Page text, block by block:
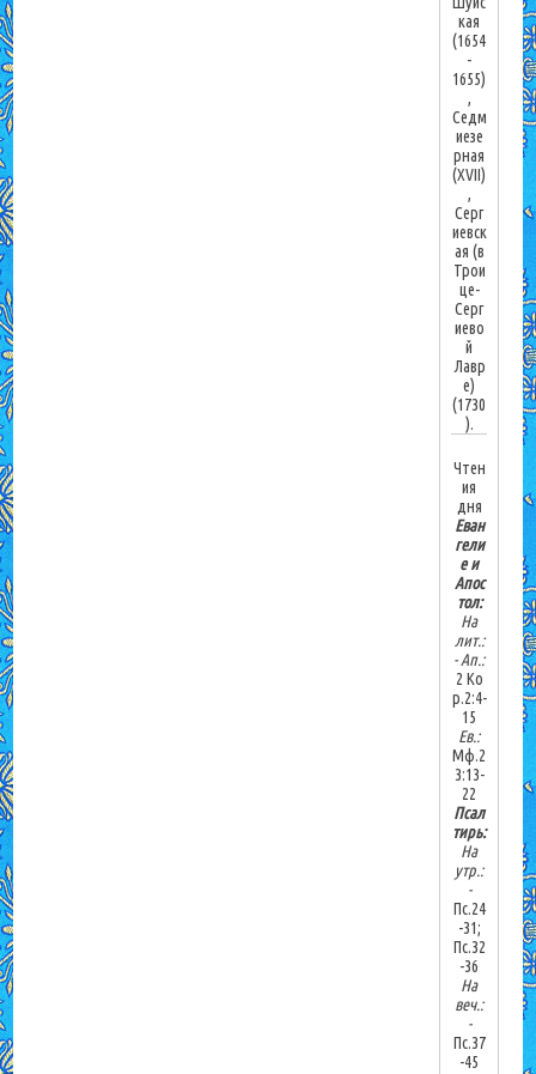
кая
(1654
-
1655)
,
Седм
иезе
рная
(XVII)
,
Серг
иевск
ая (в
Трои
це-
Серг
иево
й
Лавр
е)
(1730
).
Чтен
ия
дня
Еван
гели
е и
Апос
тол:
На
лит.:
-Ап.:
2 Ко
р.2:4-
15
Ев.:
Мф.2
3:13-
22
Псал
тирь:
На
утр.:
-
Пс.24
-31;
Пс.32
-36
На
веч.:
-
Пс.37
-45